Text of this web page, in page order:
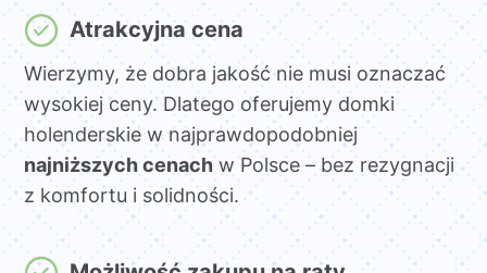
Atrakcyjna cena
Wierzymy, że dobra jakość nie musi oznaczać
wysokiej ceny. Dlatego oferujemy domki
holenderskie w najprawdopodobniej
najniższych cenachw Polsce – bez rezygnacji
z komfortu i solidności.